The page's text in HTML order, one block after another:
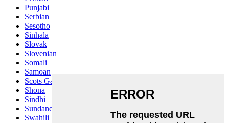
Punjabi
Serbian
Sesotho
Sinhala
Slovak
Slovenian
Somali
Samoan
Scots Gaelic
Shona
Sindhi
Sundanese
Swahili